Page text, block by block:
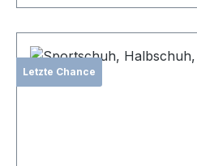
Letzte Chance